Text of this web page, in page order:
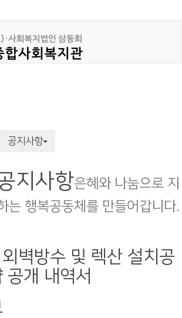
공지사항
지사항은혜와 나눔으로 지
는 행복공동체를 만들어갑니다.
벽방수 및 렉산 설치공
공개 내역서